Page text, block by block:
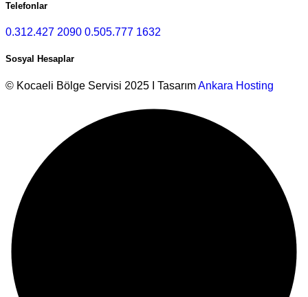
Telefonlar
0.312.427 2090 0.505.777 1632
Sosyal Hesaplar
© Kocaeli Bölge Servisi 2025 I TasarımAnkara Hosting